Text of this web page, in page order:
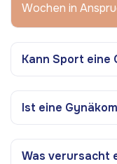
Wochen in
Kann Sport eine
Ist eine
Was verursacht